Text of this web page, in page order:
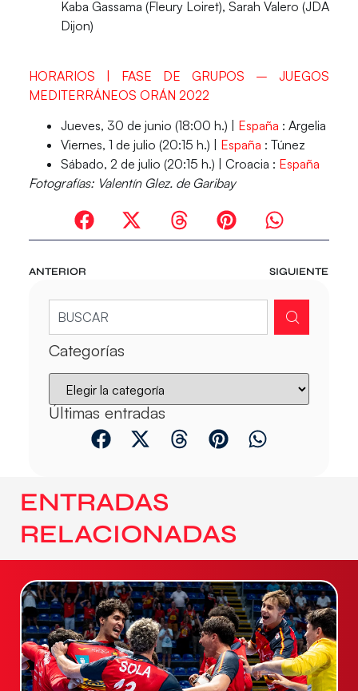
Kaba Gassama (Fleury Loiret), Sarah Valero (JDA
Dijon)
HORARIOS | FASE DE GRUPOS – JUEGOS
MEDITERRÁNEOS ORÁN 2022
Jueves, 30 de junio (18:00 h.) |
España : Argelia
Viernes, 1 de julio (20:15 h.) | España : Túnez
Sábado, 2 de julio (20:15 h.) |
Croacia : España
Fotografías: Valentín Glez. de Garibay
ANTERIOR SIGUIENTE
Categorías
Últimas entradas
ENTRADAS
RELACIONADAS